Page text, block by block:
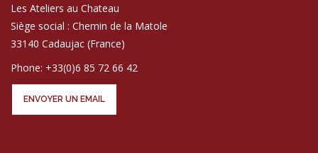
Les Ateliers au Chateau
Siège social : Chemin de la Matole
33140 Cadaujac (France)
Phone: +33(0)6 85 72 66 42
ENVOYER UN EMAIL